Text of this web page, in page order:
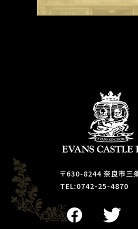
〒630-8244 奈良市三
TEL:0742-25-4870